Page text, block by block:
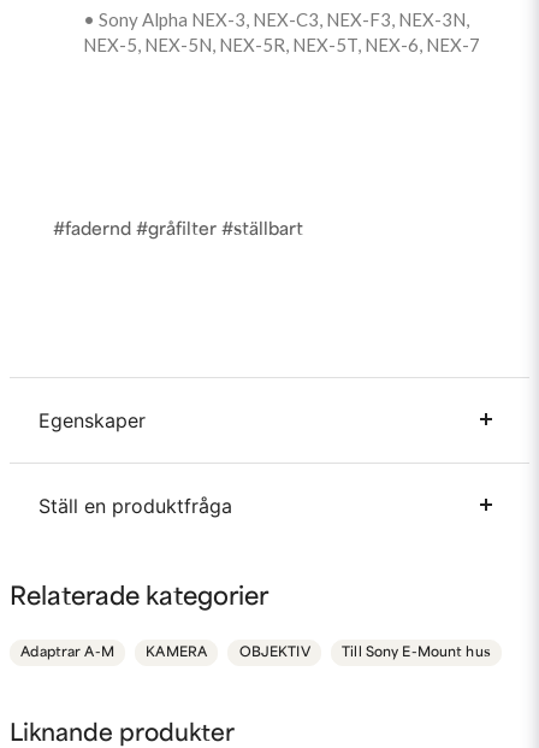
Liknande produkter
• Sony Alpha NEX-3, NEX-C3, NEX-F3, NEX-3N,
NEX-5, NEX-5N, NEX-5R, NEX-5T, NEX-6, NEX-7
#fadernd #gråfilter #ställbart
Egenskaper
Passar kamerahus
Ställ en produktfråga
Fråga oss något om denna produkten...
Relaterade kategorier
Adaptrar A-M KAMERA OBJEKTIV Till Sony E-Mount hus